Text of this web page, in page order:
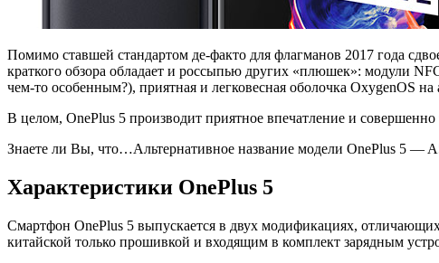
Помимо ставшей стандартом де-факто для флагманов 2017 года
краткого обзора обладает и россыпью других «плюшек»: модули
чем-то особенным?), приятная и легковесная оболочка OxygenOS
В целом, OnePlus 5 производит приятное впечатление и
Знаете ли Вы, что…Альтернативное название модели OnePlus 5 —
Характеристики OnePlus 5
Смартфон OnePlus 5 выпускается в двух модификациях,
китайской только прошивкой и входящим в комплект зарядным